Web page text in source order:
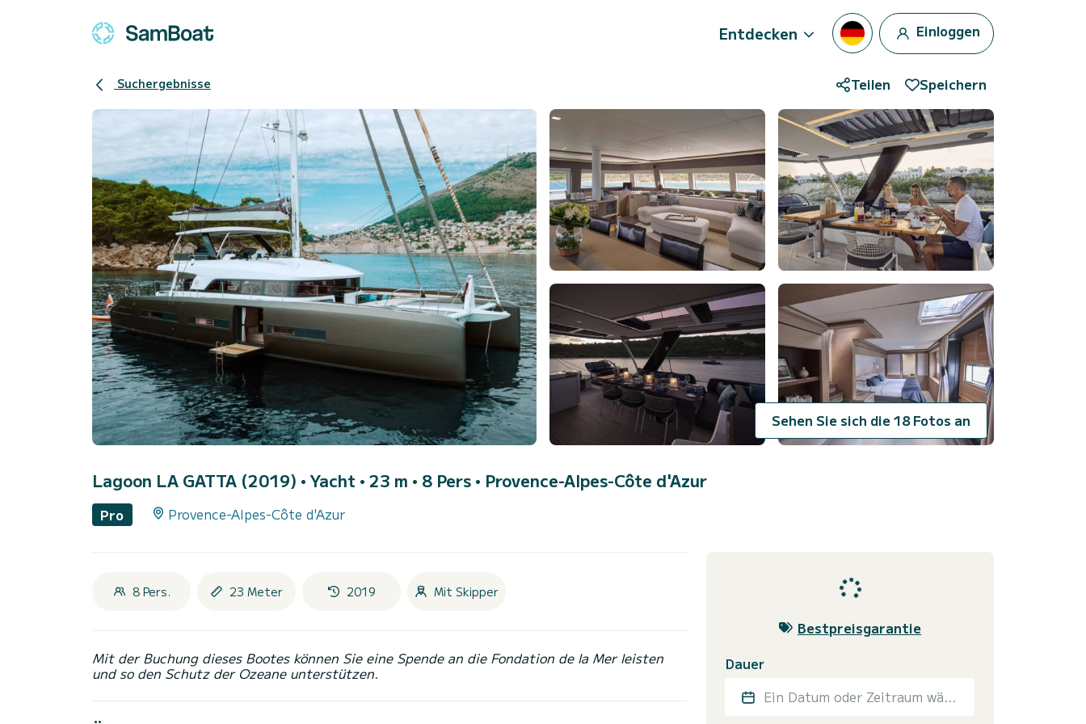
Entdecken Einloggen
Suchergebnisse Teilen Speichern
Sehen Sie sich die 18 Fotos an
Lagoon LA GATTA (2019) • Yacht • 23 m • 8 Pers • Provence-Alpes-Côte d'Azur
Pro Provence-Alpes-Côte d'Azur
8 Pers. 23 Meter 2019 Mit Skipper
Mit der Buchung dieses Bootes können Sie eine Spende an die Fondation de la Mer leisten
und so den Schutz der Ozeane unterstützen.
Bestpreisgarantie
Dauer
Ein Datum oder Zeitraum wählen